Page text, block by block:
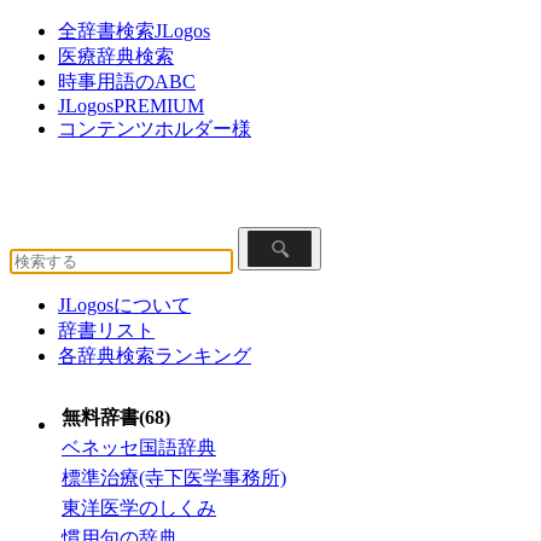
全辞書検索JLogos
医療辞典検索
時事用語のABC
JLogosPREMIUM
コンテンツホルダー様
JLogosについて
辞書リスト
各辞典検索ランキング
無料辞書(68)
ベネッセ国語辞典
標準治療(寺下医学事務所)
東洋医学のしくみ